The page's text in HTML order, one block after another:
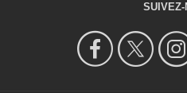
SUIVEZ-